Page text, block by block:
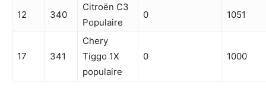
12 340
Citroën C3
Populaire
0 1051
17 341
Chery
Tiggo 1X
populaire
0 1000